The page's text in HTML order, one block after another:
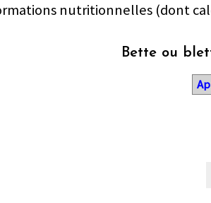
nutritionnelles (dont
Bette ou